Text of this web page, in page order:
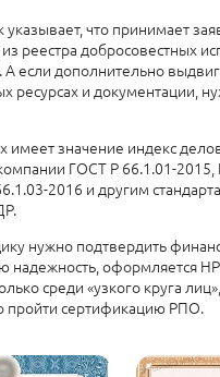
указывает, что принимает
реестра добросовестных
если дополнительно
ресурсах и документации,
имеет значение индекс
ГОСТ Р 66.1.01-
2016 и другим
нужно подтвердить
надежность, оформляется
среди «узкого круга
пройти сертификацию РПО.